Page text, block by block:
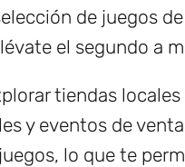
de juegos
el segundo a
tiendas
y eventos de
lo que te